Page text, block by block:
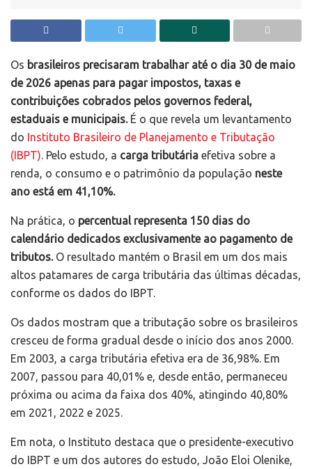
Os brasileiros precisaram trabalhar até o dia 30 de maio
de 2026 apenas para pagar impostos, taxas e
contribuições cobrados pelos governos federal,
estaduais e municipais. É o que revela um levantamento
do Instituto Brasileiro de Planejamento e Tributação
(IBPT). Pelo estudo, a carga tributária efetiva sobre a
renda, o consumo e o patrimônio da população neste
ano está em 41,10%.
Na prática, o percentual representa 150 dias do
calendário dedicados exclusivamente ao pagamento de
tributos. O resultado mantém o Brasil em um dos mais
altos patamares de carga tributária das últimas décadas,
conforme os dados do IBPT.
Os dados mostram que a tributação sobre os brasileiros
cresceu de forma gradual desde o início dos anos 2000.
Em 2003, a carga tributária efetiva era de 36,98%. Em
2007, passou para 40,01% e, desde então, permaneceu
próxima ou acima da faixa dos 40%, atingindo 40,80%
em 2021, 2022 e 2025.
Em nota, o Instituto destaca que o presidente-executivo
do IBPT e um dos autores do estudo, João Eloi Olenike,